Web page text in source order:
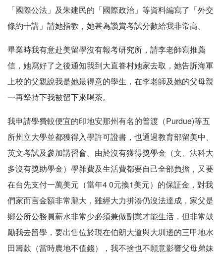
「國際公法」及朱建民的「國際政治」等資料編寫了「外交
條約十講」請她指教，她甚為讚賞考試分數給我非常高。
畢業時我有意赴美留學沒有報考研究所，請李老師寫推薦
信，她寫好了之後通知我到大直眷村她家去取，她告訴海軍
上校的父親說我是她最得意的學生，在李老師及她的父母親
一再堅持下我被留下來喝茶。
我申請學費較便宜的印地安那州有名的普渡（Purdue)等五
所州立大學並都獲得入學許可證書，也通過教育部留美中、
英文考試及參加講習會。由於沒有獲得獎學金（文、法科大
多沒有獎助學金）學雜費及生活費都要自己全部負擔，又要
在台先支付一萬美元（當年4 0元換1美元）的保証金，對我
們家而言金額非常龎大，雖經大力拼湊仍沒法達成，家父是
鄉公所公務員薪水非常少必須兼做副業才能生活，但非常鼓
勵我去留學，要出售位於現在伯朗大道與大圳邊的三甲地水
田籌款（當時農地不值錢），我不捨也不願意影響父母弟妹